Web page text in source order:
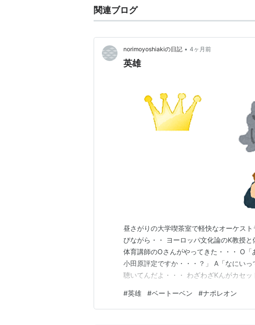
関連ブログ
norimoyoshiakiの日記 • 4ヶ月前
英雄
昼さがりの大学喫茶室で軽快なオーケス
びながら・・ ヨーロッパ文化論のK教授
体育講師のOさんがやってきた・・・ O
小田原評定ですか・・・？」 A「なにい
聴いてんだよ・・・ わざわざKんがカセ
あるんですか？K先生？」 K「うん？いや
けど・・・ 今日がベートーベンの命日な
#英雄 #ベートーベン #ナポレオン